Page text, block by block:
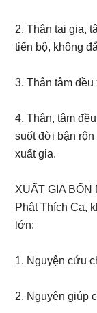
2. Thân tại gia,
tiến bộ, không
3. Thân tâm
4. Thân, tâm
suốt đời bận rộn
xuất gia.
XUẤT GIA BỐN
Phật Thích Ca,
lớn:
1. Nguyện cứu
2. Nguyện giúp